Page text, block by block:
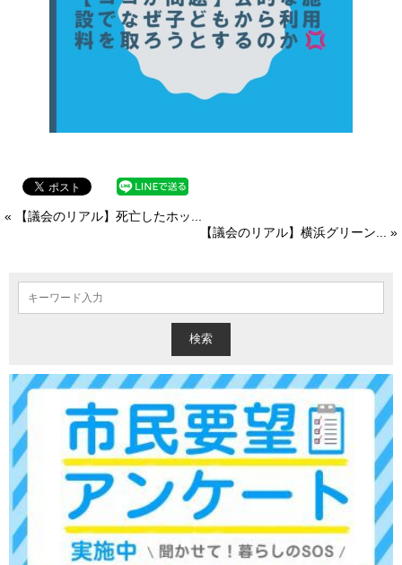
« 【議会のリアル】死亡したホッ...
【議会のリアル】横浜グリーン... »